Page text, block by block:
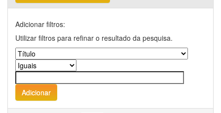
Adicionar filtros:
Utilizar filtros para refinar o resultado da pesquisa.